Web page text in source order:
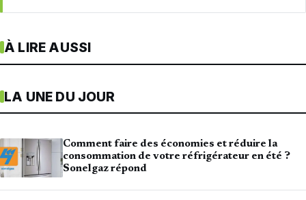
À LIRE AUSSI
LA UNE DU JOUR
Comment faire des économies et réduire la
consommation de votre réfrigérateur en été ?
Sonelgaz répond